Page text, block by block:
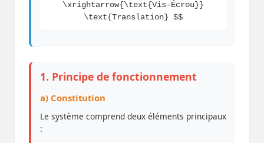
\xrightarrow{\text{Vis-Écrou}}
\text{Translation} $$
1. Principe de fonctionnement
a) Constitution
Le système comprend deux éléments principaux
: